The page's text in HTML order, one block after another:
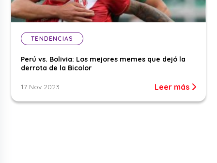
TENDENCIAS
Perú vs. Bolivia: Los mejores memes que dejó la
derrota de la Bicolor
17 Nov 2023 Leer más